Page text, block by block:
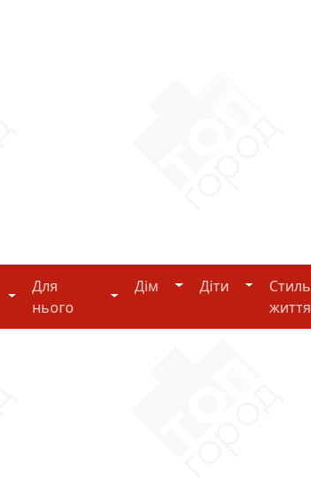
Для неї
Для
нього
Для нього
Дім Дім Діти ДітиСтиль
життя